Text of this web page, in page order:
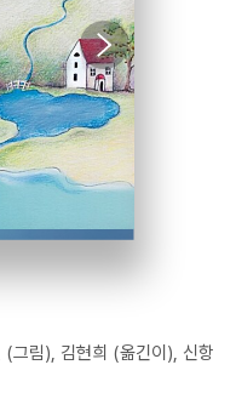
(그림), 김현희 (옮긴이), 신항